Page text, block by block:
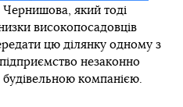
який тоді
високопосадовців
цю ділянку одному з
незаконно
компанією.